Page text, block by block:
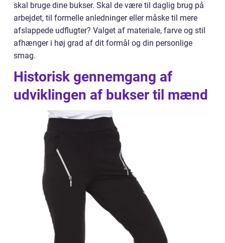
skal bruge dine bukser. Skal de være til daglig brug på
arbejdet, til formelle anledninger eller måske til mere
afslappede udflugter? Valget af materiale, farve og stil
afhænger i høj grad af dit formål og din personlige
smag.
Historisk gennemgang af
udviklingen af bukser til mænd